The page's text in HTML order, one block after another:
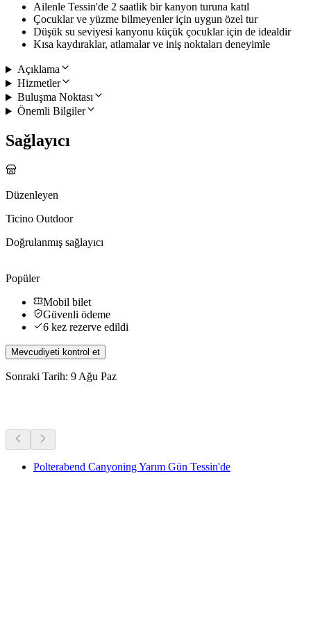
Ailenle Tessin'de 2 saatlik bir kanyon turuna katıl
Çocuklar ve yüzme bilmeyenler için uygun özel tur
Düşük su seviyesi kanyonu küçük çocuklar için de idealdir
Kısa kaydıraklar, atlamalar ve iniş noktaları deneyimle
Açıklama
Hizmetler
Buluşma Noktası
Önemli Bilgiler
Sağlayıcı
Düzenleyen
Ticino Outdoor
Doğrulanmış sağlayıcı
Popüler
Mobil bilet
Güvenli ödeme
6 kez rezerve edildi
Mevcudiyeti kontrol et
Sonraki Tarih: 9 Ağu Paz
Polterabend Canyoning Yarım Gün Tessin'de